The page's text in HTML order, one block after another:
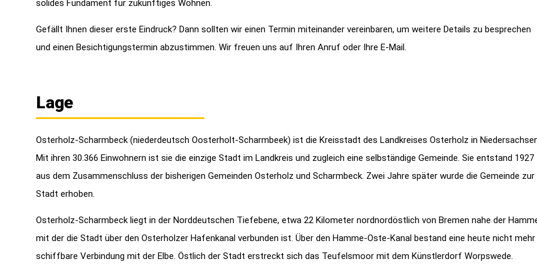
solides Fundament für zukünftiges Wohnen.
Gefällt Ihnen dieser erste Eindruck? Dann sollten wir einen Termin miteinander vereinbaren, um weitere Details zu besprechen
und einen Besichtigungstermin abzustimmen. Wir freuen uns auf Ihren Anruf oder Ihre E-Mail.
Lage
Osterholz-Scharmbeck (niederdeutsch Oosterholt-Scharmbeek) ist die Kreisstadt des Landkreises Osterholz in
Mit ihren 30.366 Einwohnern ist sie die einzige Stadt im Landkreis und zugleich eine selbständige Gemeinde. Sie entstand 1927
aus dem Zusammenschluss der bisherigen Gemeinden Osterholz und Scharmbeck. Zwei Jahre später wurde die Gemeinde zur
Stadt erhoben.
Osterholz-Scharmbeck liegt in der Norddeutschen Tiefebene, etwa 22 Kilometer nordnordöstlich von Bremen nahe der
mit der die Stadt über den Osterholzer Hafenkanal verbunden ist. Über den Hamme-Oste-Kanal bestand eine heute nicht mehr
schiffbare Verbindung mit der Elbe. Östlich der Stadt erstreckt sich das Teufelsmoor mit dem Künstlerdorf Worpswede.